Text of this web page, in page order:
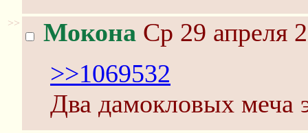
>> Мокона Ср 29 апреля
>>1069532
Два дамокловых меча